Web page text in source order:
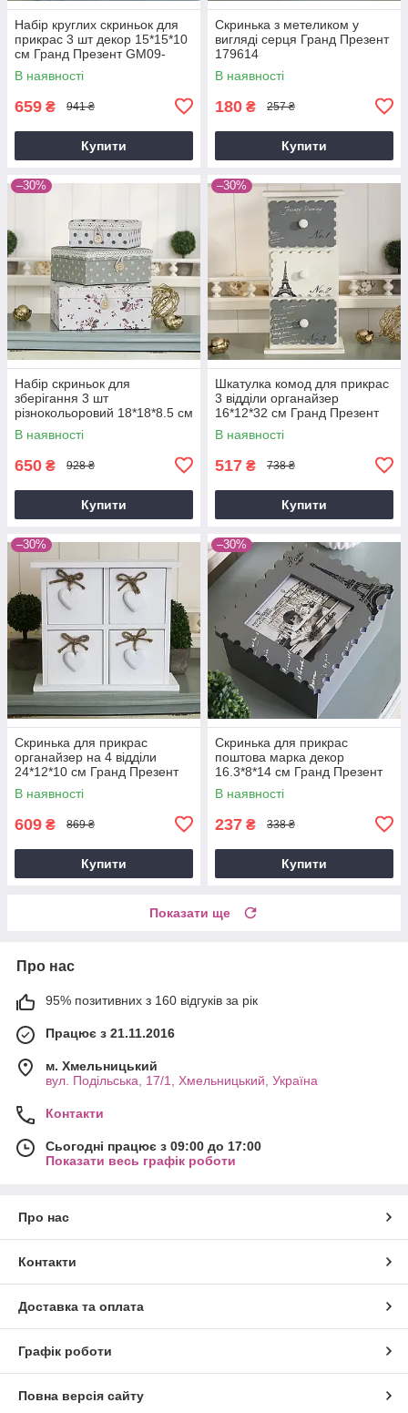
Набір круглих скриньок для
прикрас 3 шт декор 15*15*10
см Гранд Презент GM09-
J6032SML
В наявності
659 ₴ 941 ₴
Купити
Скринька з метеликом у
вигляді серця Гранд Презент
179614
В наявності
180 ₴ 257 ₴
Купити
–30%
Набір скриньок для
зберігання 3 шт
різнокольоровий 18*18*8.5 см
Гранд Презент GM09-
J6002SML
В наявності
650 ₴ 928 ₴
Купити
–30%
Шкатулка комод для прикрас
3 відділи органайзер
16*12*32 см Гранд Презент
GM81-3558
В наявності
517 ₴ 738 ₴
Купити
–30%
Скринька для прикрас
органайзер на 4 відділи
24*12*10 см Гранд Презент
178530
В наявності
609 ₴ 869 ₴
Купити
–30%
Скринька для прикрас
поштова марка декор
16.3*8*14 см Гранд Презент
GM81-3559
В наявності
237 ₴ 338 ₴
Купити
Показати ще
Про нас
95% позитивних з 160 відгуків за рік
Працює з 21.11.2016
м. Хмельницький
вул. Подільська, 17/1, Хмельницький, Україна
Контакти
Сьогодні працює з 09:00 до 17:00
Показати весь графік роботи
Про нас
Контакти
Доставка та оплата
Графік роботи
Повна версія сайту